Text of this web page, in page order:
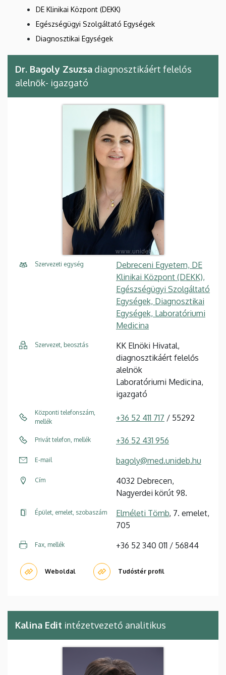
DE Klinikai Központ (DEKK)
Egészségügyi Szolgáltató Egységek
Diagnosztikai Egységek
Dr. Bagoly Zsuzsa diagnosztikáért felelős
alelnök- igazgató
Szervezeti egység
Debreceni Egyetem, DE
Klinikai Központ (DEKK),
Egészségügyi Szolgáltató
Egységek, Diagnosztikai
Egységek, Laboratóriumi
Medicina
Szervezet, beosztás
KK Elnöki Hivatal,
diagnosztikáért felelős
alelnök
Laboratóriumi Medicina,
igazgató
Központi telefonszám,
mellék
+36 52 411 717 / 55292
Privát telefon, mellék +36 52 431 956
E-mail bagoly@med.unideb.hu
Cím
4032 Debrecen,
Nagyerdei körút 98.
Épület, emelet, szobaszám Elméleti Tömb, 7. emelet,
705
Fax, mellék +36 52 340 011 / 56844
Weboldal Tudóstér profil
Kalina Edit intézetvezető analitikus